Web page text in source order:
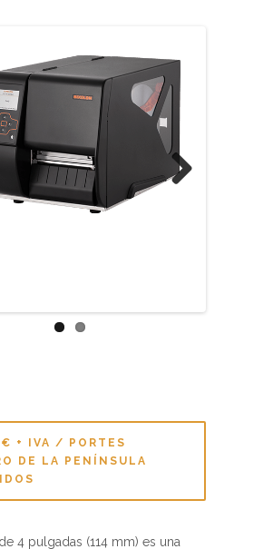
Next
4 pulgadas (114 mm) es una
etiquetas de sobremesa semi-
que resulta perfecta para una